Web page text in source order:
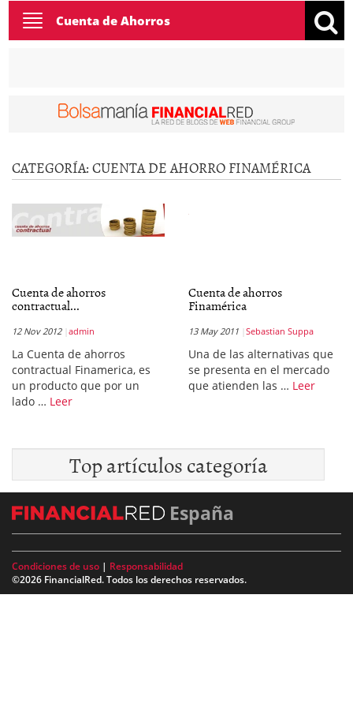
Toggle
navigation
Cuenta de Ahorros
CATEGORÍA:CUENTA DE AHORRO FINAMÉRICA
Cuenta de ahorros
contractual...
12 Nov 2012 admin
La Cuenta de ahorros
contractual Finamerica, es
un producto que por un
lado … Leer
Cuenta de ahorros
Finamérica
13 May 2011 Sebastian Suppa
Una de las alternativas que
se presenta en el mercado
que atienden las … Leer
Top artículos categoría
España
Condiciones de uso | Responsabilidad
©2026 FinancialRed. Todos los derechos reservados.